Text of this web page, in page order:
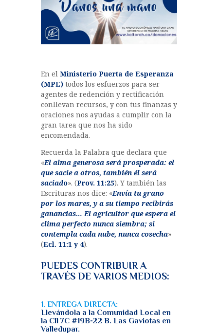
En el Ministerio Puerta de Esperanza
(MPE) todos los esfuerzos para ser
agentes de redención y rectificación
conllevan recursos, y con tus finanzas y
oraciones nos ayudas a cumplir con la
gran tarea que nos ha sido
encomendada.
Recuerda la Palabra que declara que
«El alma generosa será prosperada: el
que sacie a otros, también él será
saciado». (Prov. 11:25). Y también las
Escrituras nos dice: «Envía tu grano
por los mares, y a su tiempo recibirás
ganancias… El agricultor que espera el
clima perfecto nunca siembra; si
contempla cada nube, nunca cosecha»
(Ecl. 11:1 y 4).
PUEDES CONTRIBUIR A
TRAVÉS DE VARIOS MEDIOS:
1. ENTREGA DIRECTA:
Llevándola a la Comunidad Local en
la Cll 7C #19B-22 B. Las Gaviotas en
Valledupar.